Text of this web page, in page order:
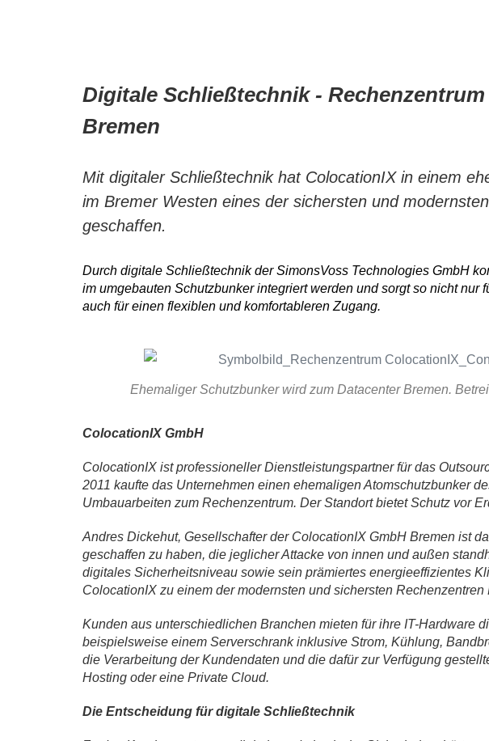
Digitale Schließtechnik -
Bremen
Mit digitaler Schließtechnik hat ColocationIX in einem
im Bremer Westen eines der sichersten und
geschaffen.
Durch digitale Schließtechnik der SimonsVoss Technologies GmbH
im umgebauten Schutzbunker integriert werden und sorgt so nicht nur
auch für einen flexiblen und komfortableren Zugang.
Ehemaliger Schutzbunker wird zum Datacenter Bremen.
ColocationIX GmbH
ColocationIX ist professioneller Dienstleistungspartner für das
2011 kaufte das Unternehmen einen ehemaligen Atomschutzbunker
Umbauarbeiten zum Rechenzentrum. Der Standort bietet Schutz vor
Andres Dickehut, Gesellschafter der ColocationIX GmbH Bremen ist
geschaffen zu haben, die jeglicher Attacke von innen und außen
digitales Sicherheitsniveau sowie sein prämiertes energieeffizientes
ColocationIX zu einem der modernsten und sichersten Rechenzentren
Kunden aus unterschiedlichen Branchen mieten für ihre IT-Hardware
beispielsweise einem Serverschrank inklusive Strom, Kühlung,
die Verarbeitung der Kundendaten und die dafür zur Verfügung
Hosting oder eine Private Cloud.
Die Entscheidung für digitale Schließtechnik